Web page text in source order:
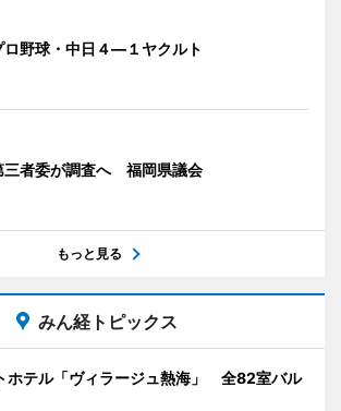
ロ野球・中日４―１ヤクルト
三者委が調査へ 福岡県議会
もっと見る
みん経トピックス
ホテル「ヴィラージュ熱海」 全82室バル